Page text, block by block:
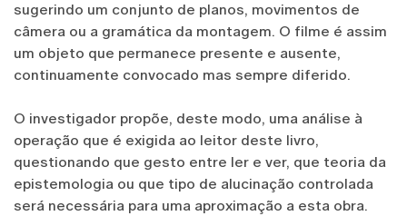
sugerindo um conjunto de planos, movimentos de
câmera ou a gramática da montagem. O filme é assim
um objeto que permanece presente e ausente,
continuamente convocado mas sempre diferido.
O investigador propõe, deste modo, uma análise à
operação que é exigida ao leitor deste livro,
questionando que gesto entre ler e ver, que teoria da
epistemologia ou que tipo de alucinação controlada
será necessária para uma aproximação a esta obra.